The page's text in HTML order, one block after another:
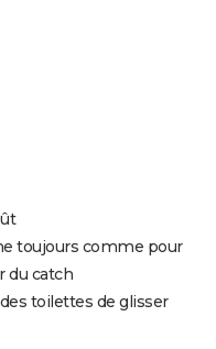
toujours comme pour
du catch
toilettes de glisser